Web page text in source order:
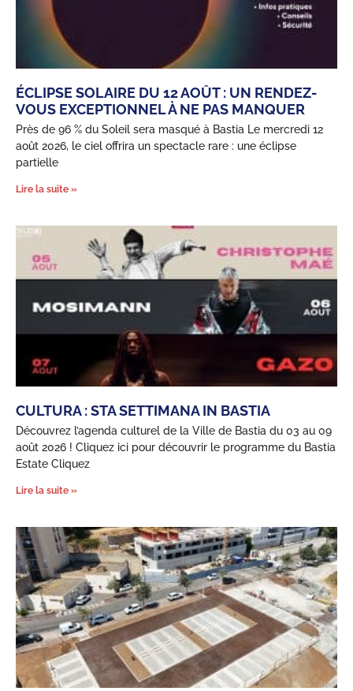
ÉCLIPSE SOLAIRE DU 12 AOÛT : UN RENDEZ-
VOUS EXCEPTIONNEL À NE PAS MANQUER
Près de 96 % du Soleil sera masqué à Bastia Le mercredi 12
août 2026, le ciel offrira un spectacle rare : une éclipse
partielle
Lire la suite »
CULTURA : STA SETTIMANA IN BASTIA
Découvrez l’agenda culturel de la Ville de Bastia du 03 au 09
août 2026 ! Cliquez ici pour découvrir le programme du Bastia
Estate Cliquez
Lire la suite »